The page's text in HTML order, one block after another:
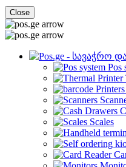
Close
Pos
Scales